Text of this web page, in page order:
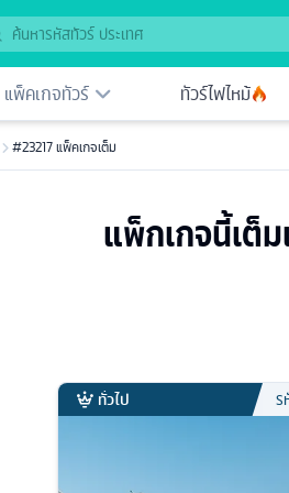
แพ็คเกจทัวร์ ทัวร์ไฟไหม้
#23217 แพ็คเกจเต็ม
แพ็กเกจนี้เต็
ทั่วไป ร